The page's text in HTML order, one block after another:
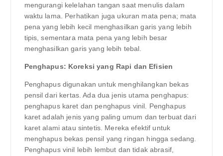
mengurangi kelelahan tangan saat menulis dalam
waktu lama. Perhatikan juga ukuran mata pena; mata
pena yang lebih kecil menghasilkan garis yang lebih
tipis, sementara mata pena yang lebih besar
menghasilkan garis yang lebih tebal.
Penghapus: Koreksi yang Rapi dan Efisien
Penghapus digunakan untuk menghilangkan bekas
pensil dari kertas. Ada dua jenis utama penghapus:
penghapus karet dan penghapus vinil. Penghapus
karet adalah jenis yang paling umum dan terbuat dari
karet alami atau sintetis. Mereka efektif untuk
menghapus bekas pensil yang ringan hingga sedang.
Penghapus vinil lebih lembut dan tidak abrasif,